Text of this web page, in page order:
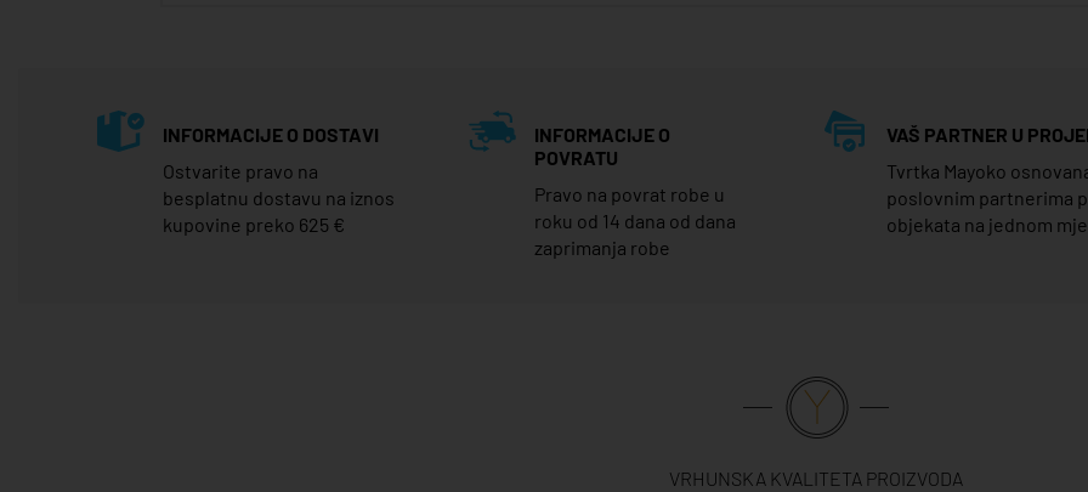
INFORMACIJE O DOSTAVI
Ostvarite pravo na
besplatnu dostavu na iznos
kupovine preko 625 €
INFORMACIJE O
POVRATU
Pravo na povrat robe u
roku od 14 dana od dana
zaprimanja robe
VAŠ PARTNER U
Tvrtka Mayoko
poslovnim partnerima
objekata na jednom
VRHUNSKA KVALITETA PROIZVODA